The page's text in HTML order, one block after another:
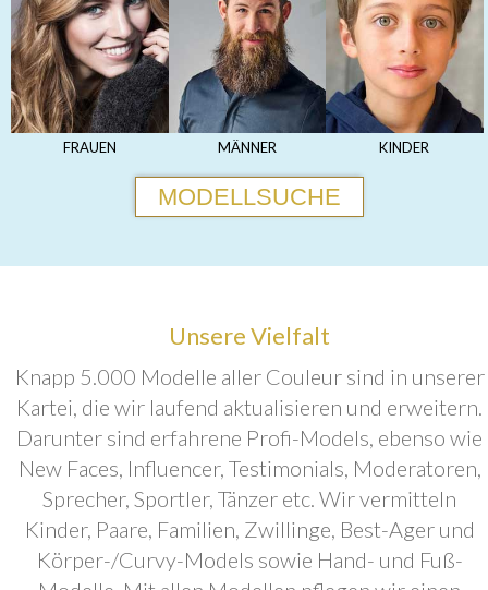
FRAUEN MÄNNER KINDER
MODELLSUCHE
Unsere Vielfalt
Knapp 5.000 Modelle aller Couleur sind in unserer
Kartei, die wir laufend aktualisieren und erweitern.
Darunter sind erfahrene Profi-Models, ebenso wie
New Faces, Influencer, Testimonials, Moderatoren,
Sprecher, Sportler, Tänzer etc. Wir vermitteln
Kinder, Paare, Familien, Zwillinge, Best-Ager und
Körper-/Curvy-Models sowie Hand- und Fuß-